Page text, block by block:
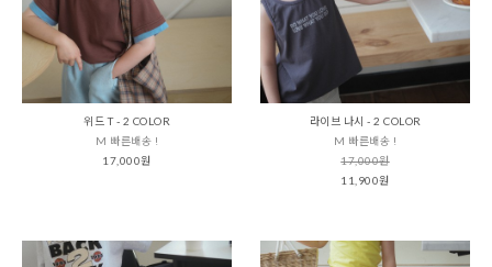
위드 T - 2 COLOR
M 빠른배송 !
17,000원
라이브 나시 - 2 COLOR
M 빠른배송 !
17,000원
11,900원